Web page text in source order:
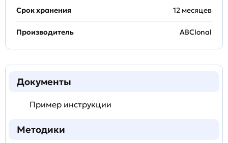
Срок хранения 12 месяцев
Производитель ABClonal
Документы
Пример инструкции
Методики